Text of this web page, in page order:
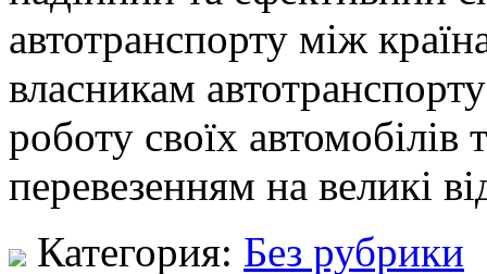
автотранспорту між
власникам
роботу своїх
перевезенням на великі
Категория: Без рубрики